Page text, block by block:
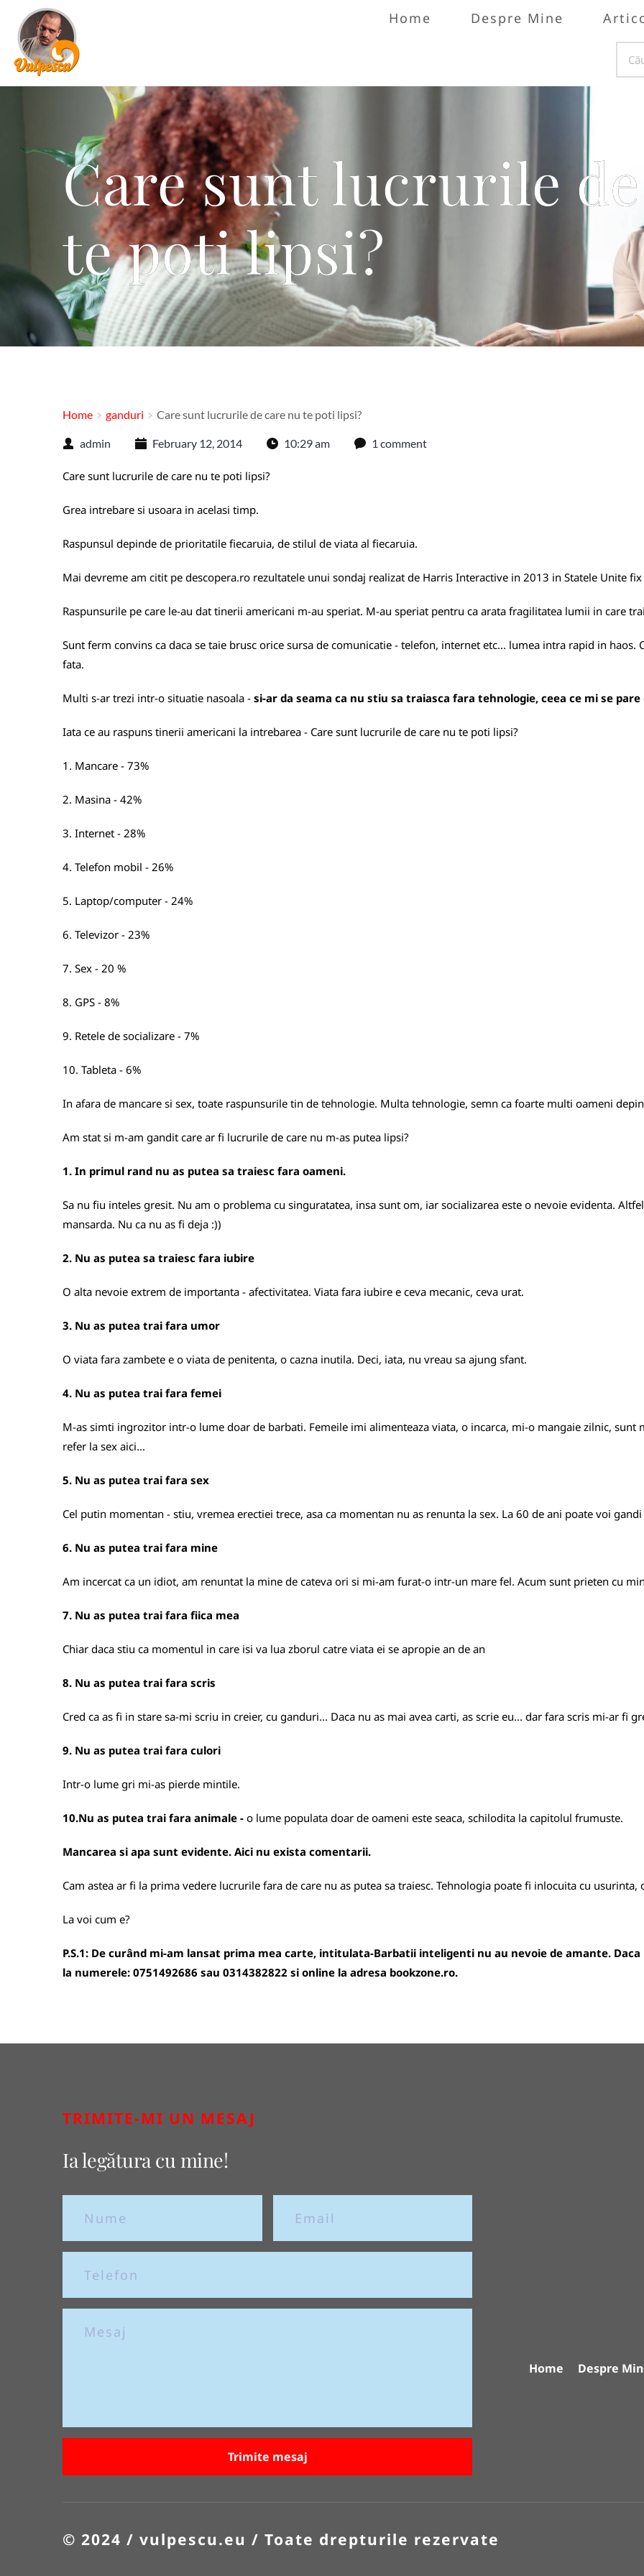
Home Despre Mine
Care sunt lucrurile
te poti lipsi?
Home ganduri Care sunt lucrurile de care nu te poti lipsi?
admin February 12, 2014 10:29 am 1 comment
Care sunt lucrurile de care nu te poti lipsi?
Grea intrebare si usoara in acelasi timp.
Raspunsul depinde de prioritatile fiecaruia, de stilul de viata al fiecaruia.
Mai devreme am citit pe descopera.ro rezultatele unui sondaj realizat de Harris Interactive in 2013 in Statele Unite fix
Raspunsurile pe care le-au dat tinerii americani m-au speriat. M-au speriat pentru ca arata fragilitatea lumii in care
Sunt ferm convins ca daca se taie brusc orice sursa de comunicatie - telefon, internet etc... lumea intra rapid in
fata.
Multi s-ar trezi intr-o situatie nasoala - si-ar da seama ca nu stiu sa traiasca fara tehnologie, ceea ce mi se
Iata ce au raspuns tinerii americani la intrebarea - Care sunt lucrurile de care nu te poti lipsi?
1. Mancare - 73%
2. Masina - 42%
3. Internet - 28%
4. Telefon mobil - 26%
5. Laptop/computer - 24%
6. Televizor - 23%
7. Sex - 20 %
8. GPS - 8%
9. Retele de socializare - 7%
10. Tableta - 6%
In afara de mancare si sex, toate raspunsurile tin de tehnologie. Multa tehnologie, semn ca foarte multi oameni
Am stat si m-am gandit care ar fi lucrurile de care nu m-as putea lipsi?
1. In primul rand nu as putea sa traiesc fara oameni.
Sa nu fiu inteles gresit. Nu am o problema cu singuratatea, insa sunt om, iar socializarea este o nevoie evidenta.
mansarda. Nu ca nu as fi deja :))
2. Nu as putea sa traiesc fara iubire
O alta nevoie extrem de importanta - afectivitatea. Viata fara iubire e ceva mecanic, ceva urat.
3. Nu as putea trai fara umor
O viata fara zambete e o viata de penitenta, o cazna inutila. Deci, iata, nu vreau sa ajung sfant.
4. Nu as putea trai fara femei
M-as simti ingrozitor intr-o lume doar de barbati. Femeile imi alimenteaza viata, o incarca, mi-o mangaie zilnic, sunt
refer la sex aici...
5. Nu as putea trai fara sex
Cel putin momentan - stiu, vremea erectiei trece, asa ca momentan nu as renunta la sex. La 60 de ani poate voi
6. Nu as putea trai fara mine
Am incercat ca un idiot, am renuntat la mine de cateva ori si mi-am furat-o intr-un mare fel. Acum sunt prieten cu
7. Nu as putea trai fara fiica mea
Chiar daca stiu ca momentul in care isi va lua zborul catre viata ei se apropie an de an
8. Nu as putea trai fara scris
Cred ca as fi in stare sa-mi scriu in creier, cu ganduri... Daca nu as mai avea carti, as scrie eu... dar fara scris mi-ar fi
9. Nu as putea trai fara culori
Intr-o lume gri mi-as pierde mintile.
10.Nu as putea trai fara animale - o lume populata doar de oameni este seaca, schilodita la capitolul frumuste.
Mancarea si apa sunt evidente. Aici nu exista comentarii.
Cam astea ar fi la prima vedere lucrurile fara de care nu as putea sa traiesc. Tehnologia poate fi inlocuita cu usurinta,
La voi cum e?
P.S.1: De curând mi-am lansat prima mea carte, intitulata-Barbatii inteligenti nu au nevoie de amante.
la numerele: 0751492686 sau 0314382822 si online la adresa bookzone.ro.
TRIMITE-MI UN MESAJ
Ia legătura cu mine!
Trimite mesaj
Home Despre
© 2024 / vulpescu.eu / Toate drepturile rezervate